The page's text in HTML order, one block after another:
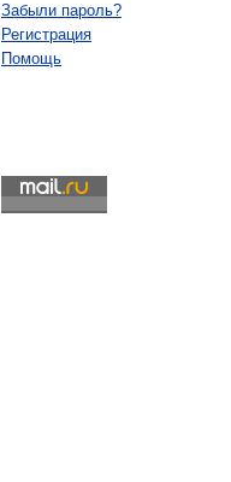
Забыли пароль?
Регистрация
Помощь